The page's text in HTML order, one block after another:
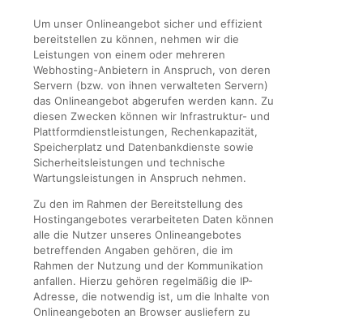
Um unser Onlineangebot sicher und effizient
bereitstellen zu können, nehmen wir die
Leistungen von einem oder mehreren
Webhosting-Anbietern in Anspruch, von deren
Servern (bzw. von ihnen verwalteten Servern)
das Onlineangebot abgerufen werden kann. Zu
diesen Zwecken können wir Infrastruktur- und
Plattformdienstleistungen, Rechenkapazität,
Speicherplatz und Datenbankdienste sowie
Sicherheitsleistungen und technische
Wartungsleistungen in Anspruch nehmen.
Zu den im Rahmen der Bereitstellung des
Hostingangebotes verarbeiteten Daten können
alle die Nutzer unseres Onlineangebotes
betreffenden Angaben gehören, die im
Rahmen der Nutzung und der Kommunikation
anfallen. Hierzu gehören regelmäßig die IP-
Adresse, die notwendig ist, um die Inhalte von
Onlineangeboten an Browser ausliefern zu